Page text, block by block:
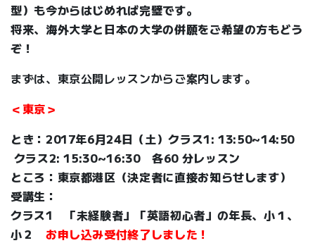
型）も今からはじめれば完璧です。
将来、海外大学と日本の大学の併願をご希望の方もどう
ぞ！
まずは、東京公開レッスンからご案内します。
＜東京＞
とき：2017年6月24日（土）クラス1: 13:50~14:50
クラス2: 15:30~16:30 各60 分レッスン
ところ：東京都港区（決定者に直接お知らせします）
受講生：
クラス1 「未経験者」「英語初心者」の年長、小１、
小２ お申し込み受付終了しました！